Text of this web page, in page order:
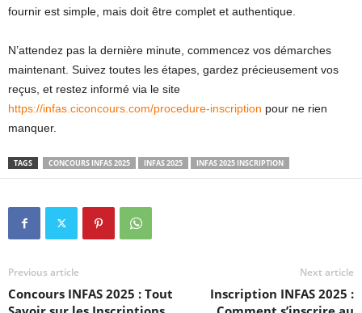
fournir est simple, mais doit être complet et authentique.
N’attendez pas la dernière minute, commencez vos démarches
maintenant. Suivez toutes les étapes, gardez précieusement vos
reçus, et restez informé via le site
https://infas.ciconcours.com/procedure-inscription pour ne rien
manquer.
TAGS CONCOURS INFAS 2025 INFAS 2025 INFAS 2025 INSCRIPTION
Previous article
Concours INFAS 2025 : Tout
Next article
Inscription INFAS 2025 :